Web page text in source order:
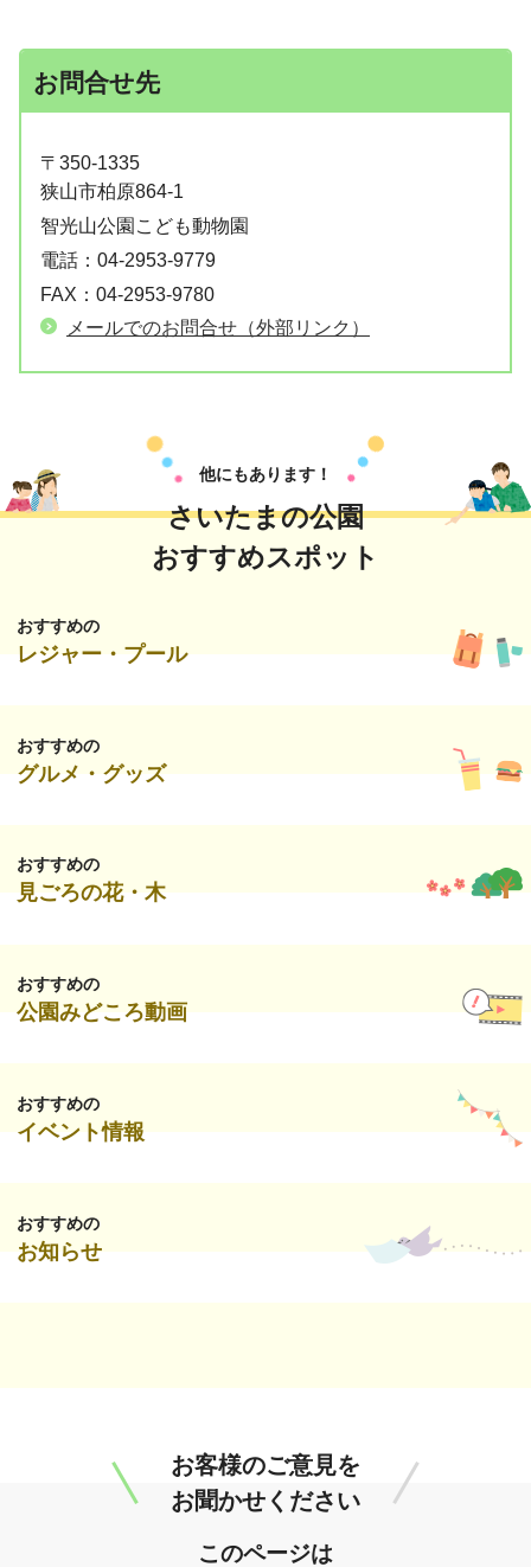
お問合せ先
〒350-1335
狭山市柏原864-1
智光山公園こども動物園
電話： 04-2953-9779
FAX： 04-2953-9780
メールでのお問合せ（外部リンク）
他にもあります！
さいたまの公園
おすすめスポット
おすすめの
レジャー・プール
おすすめの
グルメ・グッズ
おすすめの
見ごろの花・木
おすすめの
公園みどころ動画
おすすめの
イベント情報
おすすめの
お知らせ
お客様のご意見を
お聞かせください
このページは